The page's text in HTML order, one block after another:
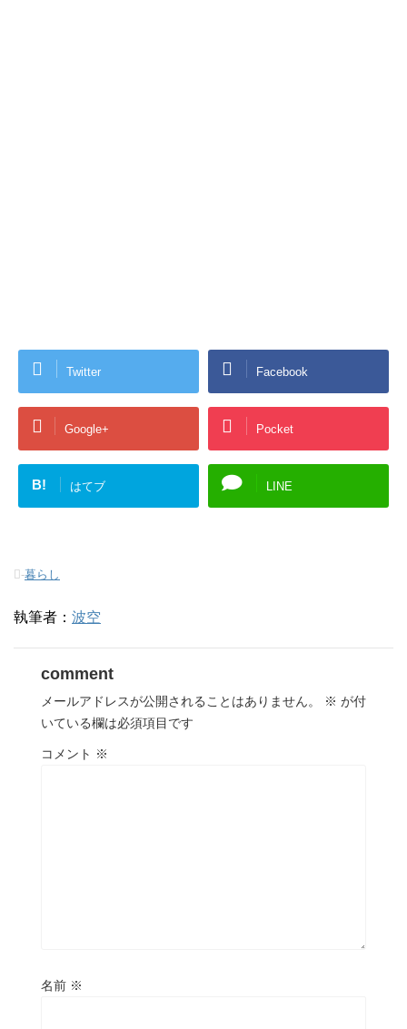
Twitter Facebook
Google+ Pocket
B! はてブ LINE
-暮らし
執筆者： 波空
comment
メールアドレスが公開されることはありません。 ※ が付
いている欄は必須項目です
コメント ※
名前 ※